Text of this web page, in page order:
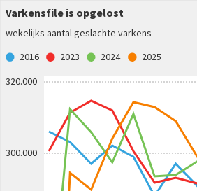
Varkensfile is opgelost
wekelijks aantal geslachte varkens
2016 2023 2024 2025
300.000
320.000